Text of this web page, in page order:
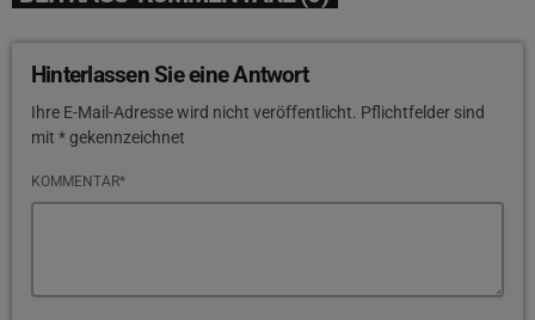
Hinterlassen Sie eine Antwort
Ihre E-Mail-Adresse wird nicht veröffentlicht. Pflichtfelder sind
mit * gekennzeichnet
KOMMENTAR*